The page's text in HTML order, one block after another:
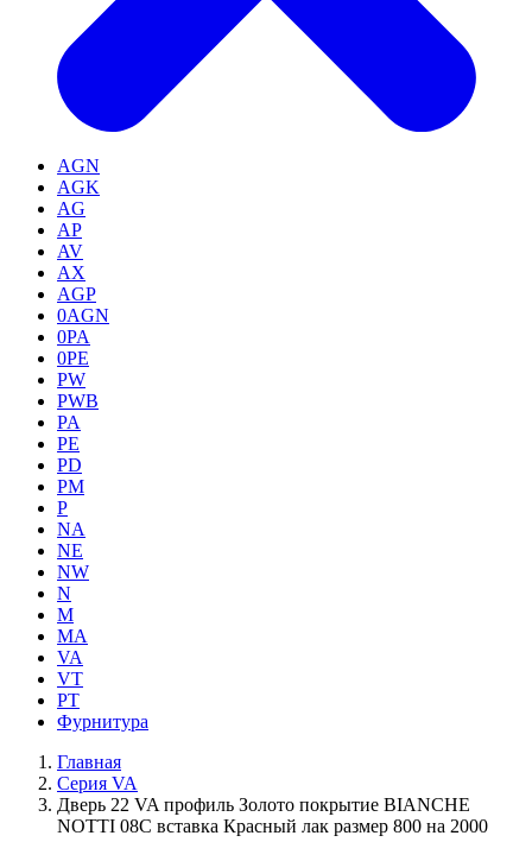
AGN
AGK
AG
AP
AV
AX
AGP
0AGN
0PA
0PE
PW
PWB
PA
PE
PD
PM
P
NA
NE
NW
N
M
MA
VA
VT
PT
Фурнитура
Главная
Серия VA
Дверь 22 VA профиль Золото покрытие BIANCHE
NOTTI 08C вставка Красный лак размер 800 на 2000